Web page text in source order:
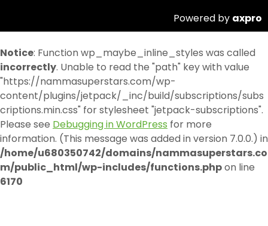
Powered by axpro
Notice: Function wp_maybe_inline_styles was called
incorrectly. Unable to read the "path" key with value
"https://nammasuperstars.com/wp-
content/plugins/jetpack/_inc/build/subscriptions/subs
criptions.min.css" for stylesheet "jetpack-subscriptions".
Please see Debugging in WordPress for more
information. (This message was added in version 7.0.0.) in
/home/u680350742/domains/nammasuperstars.co
m/public_html/wp-includes/functions.phpon line
6170